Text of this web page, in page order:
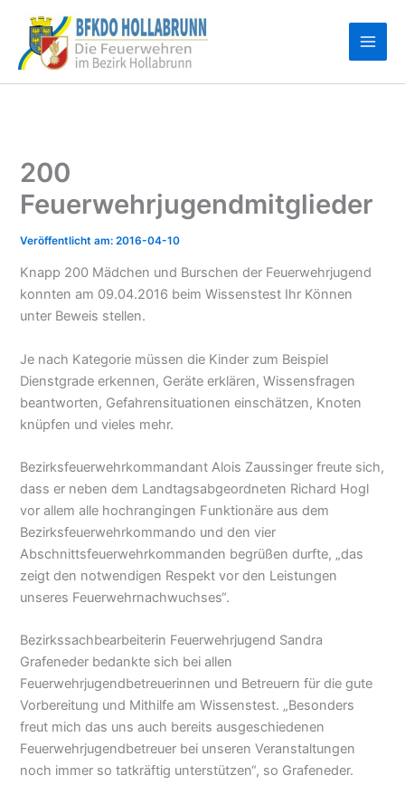
Inhalt
springen
200
Feuerwehrjugendmitglieder
2016-04-10
Knapp 200 Mädchen und Burschen der Feuerwehrjugend
konnten am 09.04.2016 beim Wissenstest Ihr Können
unter Beweis stellen.
Je nach Kategorie müssen die Kinder zum Beispiel
Dienstgrade erkennen, Geräte erklären, Wissensfragen
beantworten, Gefahrensituationen einschätzen, Knoten
knüpfen und vieles mehr.
Bezirksfeuerwehrkommandant Alois Zaussinger freute sich,
dass er neben dem Landtagsabgeordneten Richard Hogl
vor allem alle hochrangingen Funktionäre aus dem
Bezirksfeuerwehrkommando und den vier
Abschnittsfeuerwehrkommanden begrüßen durfte, „das
zeigt den notwendigen Respekt vor den Leistungen
unseres Feuerwehrnachwuchses“.
Bezirkssachbearbeiterin Feuerwehrjugend Sandra
Grafeneder bedankte sich bei allen
Feuerwehrjugendbetreuerinnen und Betreuern für die gute
Vorbereitung und Mithilfe am Wissenstest. „Besonders
freut mich das uns auch bereits ausgeschiedenen
Feuerwehrjugendbetreuer bei unseren Veranstaltungen
noch immer so tatkräftig unterstützen“, so Grafeneder.